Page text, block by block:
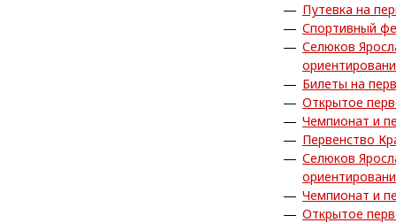
Путевка на
Спортивный
Селюков
Билеты на
Открытое
Чемпионат и
Первенство
Селюков
Чемпионат и
Открытое